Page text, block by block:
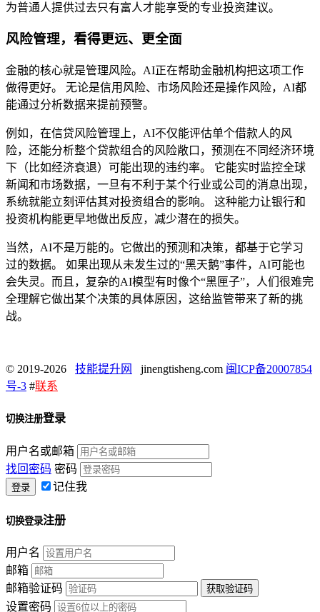
为普通人提供过去只有富人才能享受的专业投资建议。
风险管理，看得更远、更全面
金融的核心就是管理风险。AI正在帮助金融机构把这项工作
做得更好。 无论是信用风险、市场风险还是操作风险，AI都
能通过分析数据来提前预警。
例如，在信贷风险管理上，AI不仅能评估单个借款人的风
险，还能分析整个贷款组合的风险敞口，预测在不同经济环境
下（比如经济衰退）可能出现的违约率。 它能实时监控全球
新闻和市场数据，一旦有不利于某个行业或公司的消息出现，
系统就能立刻评估其对投资组合的影响。 这种能力让银行和
投资机构能更早地做出反应，减少潜在的损失。
当然，AI不是万能的。它做出的预测和决策，都基于它学习
过的数据。 如果出现从未发生过的“黑天鹅”事件，AI可能也
会失灵。而且，复杂的AI模型有时像个“黑匣子”，人们很难完
全理解它做出某个决策的具体原因，这给监管带来了新的挑
战。
© 2019-2026 技能提升网 jinengtisheng.com 闽ICP备20007854
号-3 #联系
切换注册登录
用户名或邮箱
找回密码 密码
记住我
切换登录注册
用户名
邮箱
邮箱验证码
设置密码